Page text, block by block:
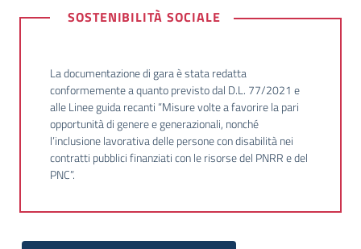
SOSTENIBILITÀ SOCIALE
La documentazione di gara è stata redatta
conformemente a quanto previsto dal D.L. 77/2021 e
alle Linee guida recanti “Misure volte a favorire la pari
opportunità di genere e generazionali, nonché
l’inclusione lavorativa delle persone con disabilità nei
contratti pubblici finanziati con le risorse del PNRR e del
PNC”.